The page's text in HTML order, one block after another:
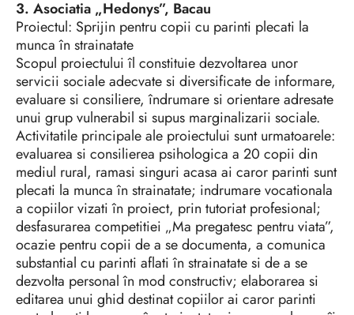
3. Asociatia „Hedonys”, Bacau
Proiectul: Sprijin pentru copii cu parinti plecati la
munca în strainatate
Scopul proiectului îl constituie dezvoltarea unor
servicii sociale adecvate si diversificate de informare,
evaluare si consiliere, îndrumare si orientare adresate
unui grup vulnerabil si supus marginalizarii sociale.
Activitatile principale ale proiectului sunt urmatoarele:
evaluarea si consilierea psihologica a 20 copii din
mediul rural, ramasi singuri acasa ai caror parinti sunt
plecati la munca în strainatate; indrumare vocationala
a copiilor vizati în proiect, prin tutoriat profesional;
desfasurarea competitiei „Ma pregatesc pentru viata”,
ocazie pentru copii de a se documenta, a comunica
substantial cu parinti aflati în strainatate si de a se
dezvolta personal în mod constructiv; elaborarea si
editarea unui ghid destinat copiilor ai caror parinti